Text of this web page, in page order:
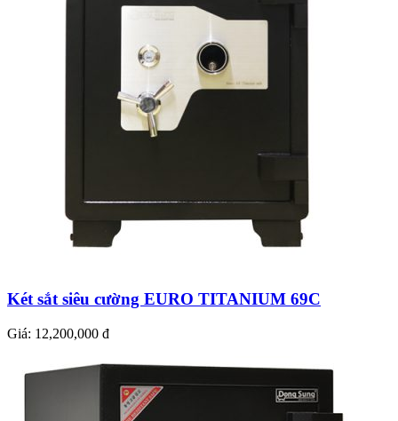
Két sắt siêu cường EURO TITANIUM 69C
Giá: 12,200,000 đ